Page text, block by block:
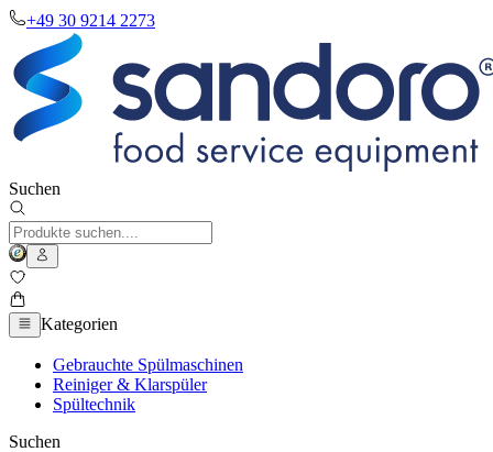
+49 30 9214 2273
Suchen
Kategorien
Gebrauchte Spülmaschinen
Reiniger & Klarspüler
Spültechnik
Suchen